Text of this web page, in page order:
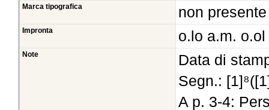
Marca tipografica non presente
Impronta o.lo a.m.
Note
Data di
Segn.:
A p. 3-4: